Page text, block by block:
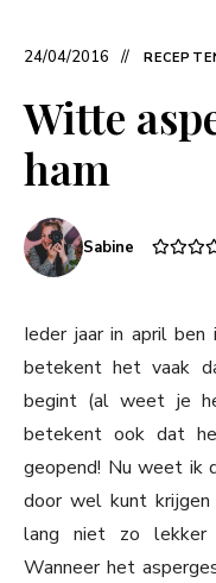
24/04/2016
Witte
ham
Sabine
Ieder jaar in april
betekent het vaak
begint (al weet je
betekent ook dat
geopend! Nu weet ik
door wel kunt
lang niet zo lekker
Wanneer het